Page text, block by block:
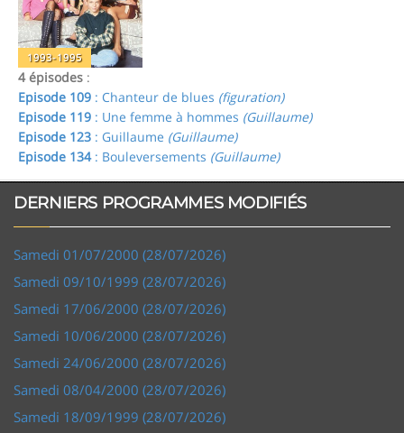
1993-1995
4 épisodes :
Episode 109 : Chanteur de blues (figuration)
Episode 119 : Une femme à hommes (Guillaume)
Episode 123 : Guillaume (Guillaume)
Episode 134: Bouleversements (Guillaume)
DERNIERS PROGRAMMES MODIFIÉS
Samedi 01/07/2000 (28/07/2026)
Samedi 09/10/1999 (28/07/2026)
Samedi 17/06/2000 (28/07/2026)
Samedi 10/06/2000 (28/07/2026)
Samedi 24/06/2000 (28/07/2026)
Samedi 08/04/2000 (28/07/2026)
Samedi 18/09/1999 (28/07/2026)